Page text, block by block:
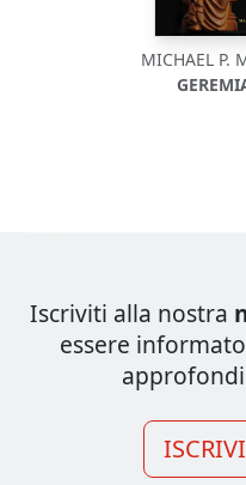
MICHAEL P.
Iscriviti alla nostra
essere